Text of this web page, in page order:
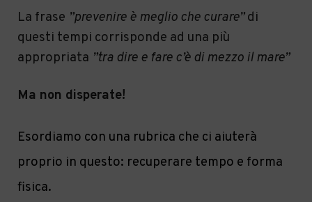
La frase ”prevenire è meglio che curare”di
questi tempi corrisponde ad una più
appropriata ”tra dire e fare c’è di mezzo il mare”
Ma non disperate!
Esordiamo con una rubrica che ci aiuterà
proprio in questo: recuperare tempo e forma
fisica.